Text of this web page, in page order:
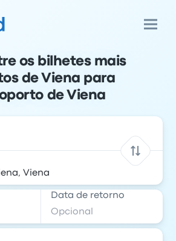
os bilhetes mais
de Viena para
de Viena
Data de retorno